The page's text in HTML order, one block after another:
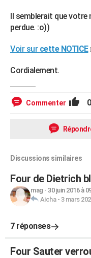
Il semblerait que votre
perdue. :o))
Voir surcette NOTICE
Cordialement.
Commenter 0
Discussions similaires
Four de Dietrich
mag - 30 juin 2016 à
Aicha- 3 mars
7 réponses
Four Sauter